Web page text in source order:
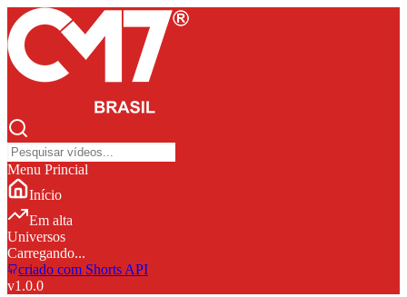
Menu Princial
Início
Em alta
Universos
Carregando...
criado com Shorts API
v1.0.0